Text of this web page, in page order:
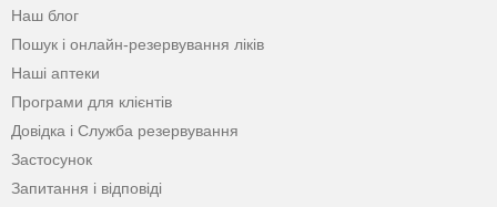
Наш блог
Пошук і онлайн-резервування ліків
Наші аптеки
Програми для клієнтів
Довідка і Служба резервування
Застосунок
Запитання і відповіді